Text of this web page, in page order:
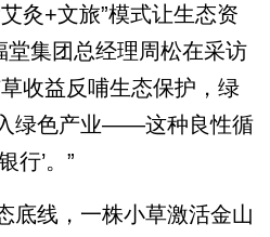
灸+文旅”模式让生态资
堂集团总经理周松在采访
收益反哺生态保护，绿
绿色产业——这种良性循
行’。”
线，一株小草激活金山